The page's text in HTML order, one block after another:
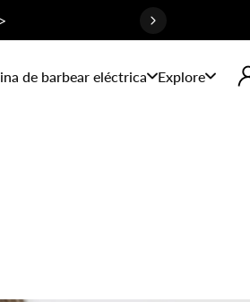
de barbear eléctrica Explore